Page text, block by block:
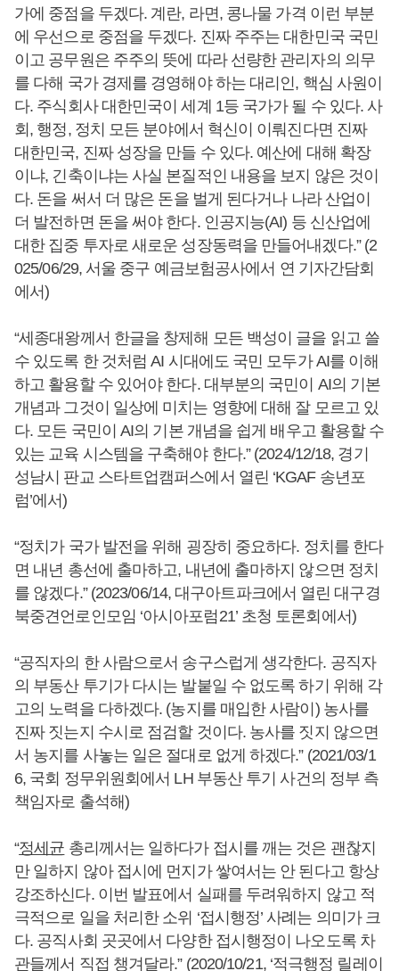
가에 중점을 두겠다. 계란, 라면, 콩나물 가격 이런 부분
에 우선으로 중점을 두겠다. 진짜 주주는 대한민국 국민
이고 공무원은 주주의 뜻에 따라 선량한 관리자의 의무
를 다해 국가 경제를 경영해야 하는 대리인, 핵심 사원이
다. 주식회사 대한민국이 세계 1등 국가가 될 수 있다. 사
회, 행정, 정치 모든 분야에서 혁신이 이뤄진다면 진짜
대한민국, 진짜 성장을 만들 수 있다. 예산에 대해 확장
이냐, 긴축이냐는 사실 본질적인 내용을 보지 않은 것이
다. 돈을 써서 더 많은 돈을 벌게 된다거나 나라 산업이
더 발전하면 돈을 써야 한다. 인공지능(AI) 등 신산업에
대한 집중 투자로 새로운 성장동력을 만들어내겠다.” (2
025/06/29, 서울 중구 예금보험공사에서 연 기자간담회
에서)
“세종대왕께서 한글을 창제해 모든 백성이 글을 읽고 쓸
수 있도록 한 것처럼 AI 시대에도 국민 모두가 AI를 이해
하고 활용할 수 있어야 한다. 대부분의 국민이 AI의 기본
개념과 그것이 일상에 미치는 영향에 대해 잘 모르고 있
다. 모든 국민이 AI의 기본 개념을 쉽게 배우고 활용할 수
있는 교육 시스템을 구축해야 한다.” (2024/12/18, 경기
성남시 판교 스타트업캠퍼스에서 열린 ‘KGAF 송년포
럼’에서)
“정치가 국가 발전을 위해 굉장히 중요하다. 정치를 한다
면 내년 총선에 출마하고, 내년에 출마하지 않으면 정치
를 않겠다.” (2023/06/14, 대구아트파크에서 열린 대구경
북중견언로인모임 ‘아시아포럼21’ 초청 토론회에서)
“공직자의 한 사람으로서 송구스럽게 생각한다. 공직자
의 부동산 투기가 다시는 발붙일 수 없도록 하기 위해 각
고의 노력을 다하겠다. (농지를 매입한 사람이) 농사를
진짜 짓는지 수시로 점검할 것이다. 농사를 짓지 않으면
서 농지를 사놓는 일은 절대로 없게 하겠다.” (2021/03/1
6, 국회 정무위원회에서 LH 부동산 투기 사건의 정부 측
책임자로 출석해)
“정세균 총리께서는 일하다가 접시를 깨는 것은 괜찮지
만 일하지 않아 접시에 먼지가 쌓여서는 안 된다고 항상
강조하신다. 이번 발표에서 실패를 두려워하지 않고 적
극적으로 일을 처리한 소위 ‘접시행정’ 사례는 의미가 크
다. 공직사회 곳곳에서 다양한 접시행정이 나오도록 차
관들께서 직접 챙겨달라.” (2020/10/21, ‘적극행정 릴레이